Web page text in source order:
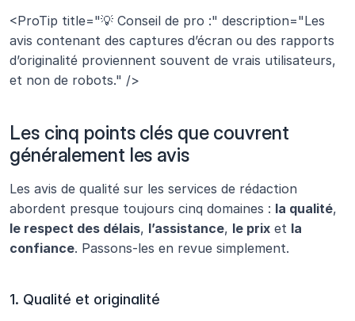
<ProTip title="💡 Conseil de pro :" description="Les
avis contenant des captures d’écran ou des rapports
d’originalité proviennent souvent de vrais utilisateurs,
et non de robots." />
Les cinq points clés que couvrent
généralement les avis
Les avis de qualité sur les services de rédaction
abordent presque toujours cinq domaines : la qualité
le respect des délais, l’assistance, le prix et la
confiance. Passons-les en revue simplement.
1. Qualité et originalité